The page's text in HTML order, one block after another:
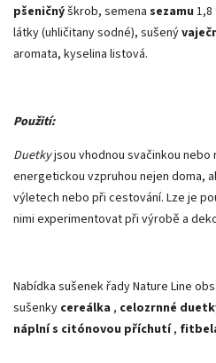
pšeničnýškrob, semena sezamu
látky (uhličitany sodné), sušený
aromata, kyselina listová.
Použití:
Duetkyjsou vhodnou svačinkou
energetickou vzpruhou nejen doma,
výletech nebo při cestování. Lze je
nimi experimentovat při výrobě a
Nabídka sušenek řady Nature Line
sušenky cereálka , celozrnné
náplní s citónovou příchutí,